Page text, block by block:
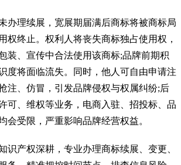
办理续展，宽展期届满后商标将被商标局
权终止。权利人将丧失商标独占使用权，
装、宣传中合法使用该商标;品牌前期积
度将面临流失。同时，他人可自由申请注
注、仿冒，引发品牌侵权与权属纠纷;后
可、维权等业务，电商入驻、招投标、品
会受限，严重影响品牌经营权益。
识产权深耕，专业办理商标续展、变更、